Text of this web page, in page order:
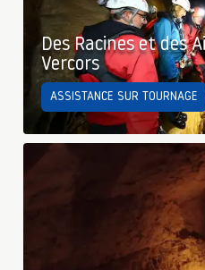
Des Racines et des
Vercors
ASSISTANCE SUR TOURNAGE